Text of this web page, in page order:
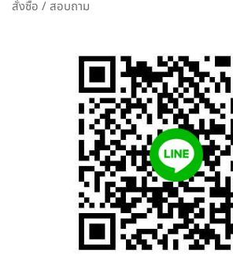
สั่งซื้อ / สอบถาม